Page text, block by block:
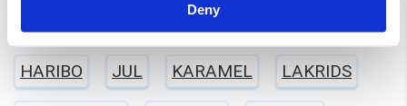
Deny
GELATINEFRI
HARIBO JUL KARAMEL LAKRIDS